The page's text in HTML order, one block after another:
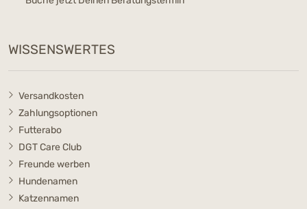
WISSENSWERTES
Versandkosten
Zahlungsoptionen
Futterabo
DGT Care Club
Freunde werben
Hundenamen
Katzennamen